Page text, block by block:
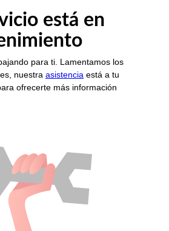
está en
para ti. Lamentamos los
nuestra asistencia está a tu
ofrecerte más información